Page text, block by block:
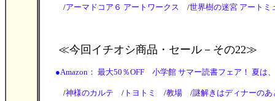
/アーマドコア６ アートワークス /世界樹の迷宮 アートミ
≪今回イチオシ商品・セール －その22≫
●Amazon： 最大50％OFF 小学館 サマー読書フェア！ 夏は
/神様のカルテ / トヨトミ /教場 /謎解きはディナーのあ